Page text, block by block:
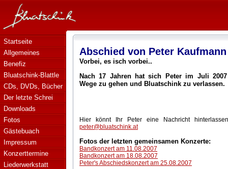
Bluatschink - Abschied von Peter Kaufmann
Startseite
Allgemeines
Benefiz
Bluatschink-Blattle
CDs, DVDs, Bücher
Der letzte Schrei
Downloads
Fotos
Gästebuach
Impressum
Konzerttermine
Liederwerkstatt
Abschied von Peter Kaufmann
Vorbei, es isch vorbei..
Nach 17 Jahren hat sich Peter im Juli
Wege zu gehen und Bluatschink zu verlassen.
Hier könnt Ihr Peter eine Nachricht
peter@bluatschink.at
Fotos der letzten gemeinsamen Konzerte:
Bandkonzert am 11.08.2007
Bandkonzert am 18.08.2007
Peter's Abschiedskonzert am 25.08.2007